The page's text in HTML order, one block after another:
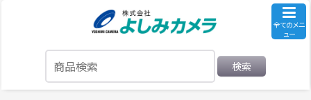
全てのメニ
ュー
検索